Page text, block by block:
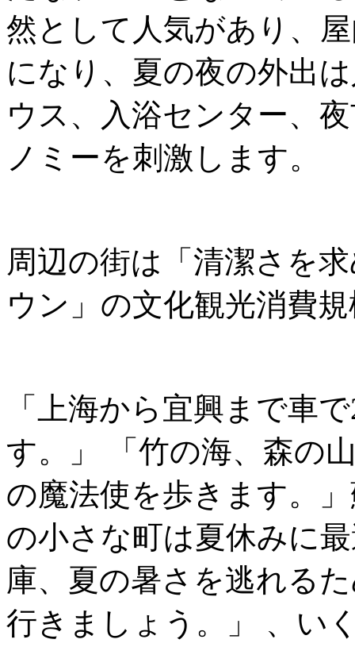
然として人気があり、
になり、夏の夜の外出
ウス、入浴センター、
ノミーを刺激します。
周辺の街は「清潔さを
ウン」の文化観光消費
「上海から宜興まで車
す。」 「竹の海、森の
の魔法使を歩きます。
の小さな町は夏休みに
庫、夏の暑さを逃れる
行きましょう。」 、い